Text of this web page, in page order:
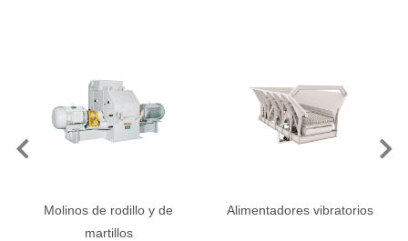
Molinos de rodillo y de
martillos
Alimentadores vibratorios
Previous